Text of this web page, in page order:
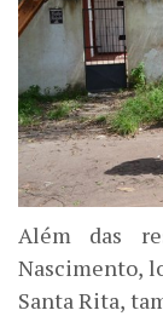
Além das
Nascimento,
Santa Rita,